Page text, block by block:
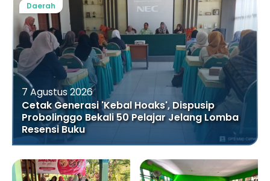
7 Agustus 2026
Cetak Generasi 'Kebal Hoaks', Dispusip
Probolinggo Bekali 50 Pelajar Jelang Lomba
Resensi Buku
Daerah